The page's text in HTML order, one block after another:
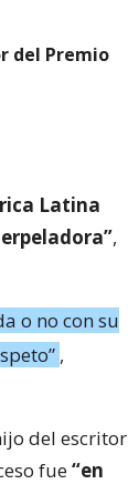
del Premio
Latina
,
o no con su
,
del escritor
fue“en